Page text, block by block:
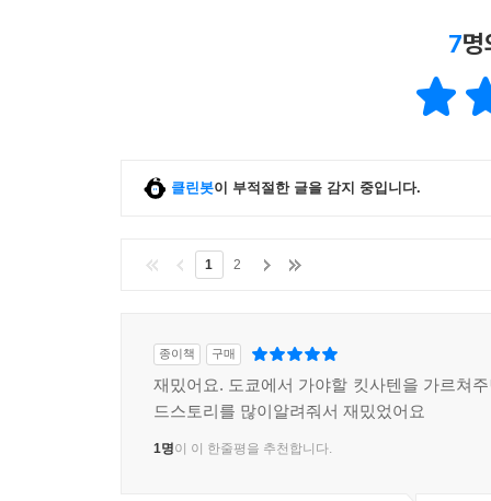
7
클린봇이 부적절한 글을 감지 중입니다.
1 2
종이책 구매
재밌어요. 도쿄에서 가야할 킷사텐을 가르쳐
드스토리를 많이알려줘서 재밌었어요
1명이 이 한줄평을 추천합니다.